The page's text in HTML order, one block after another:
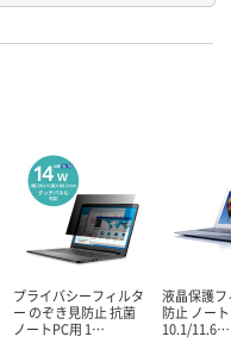
プライバシーフィルタ
ー のぞき見防止 抗菌
ノートPC用 1…
液晶保護
防止 ノー
10.1/11.6…